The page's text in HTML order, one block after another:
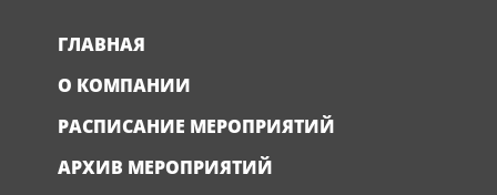
ГЛАВНАЯ
О КОМПАНИИ
РАСПИСАНИЕ МЕРОПРИЯТИЙ
АРХИВ МЕРОПРИЯТИЙ